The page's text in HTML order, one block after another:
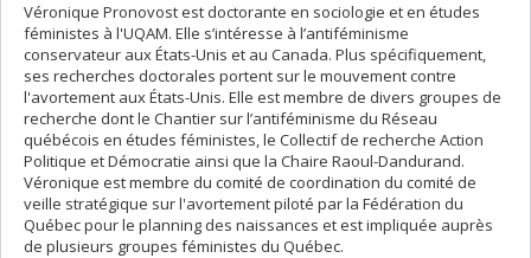
Véronique Pronovost est doctorante en sociologie et en études
féministes à l'UQAM. Elle s’intéresse à l’antiféminisme
conservateur aux États-Unis et au Canada. Plus spécifiquement,
ses recherches doctorales portent sur le mouvement contre
l'avortement aux États-Unis. Elle est membre de divers groupes de
recherche dont le Chantier sur l’antiféminisme du Réseau
québécois en études féministes, le Collectif de recherche Action
Politique et Démocratie ainsi que la Chaire Raoul-Dandurand.
Véronique est membre du comité de coordination du comité de
veille stratégique sur l'avortement piloté par la Fédération du
Québec pour le planning des naissances et est impliquée auprès
de plusieurs groupes féministes du Québec.